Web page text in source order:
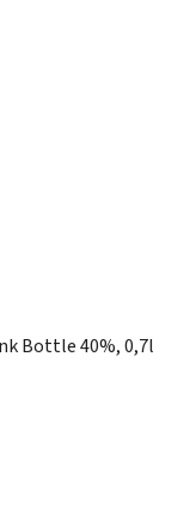
Bottle 40%, 0,7l